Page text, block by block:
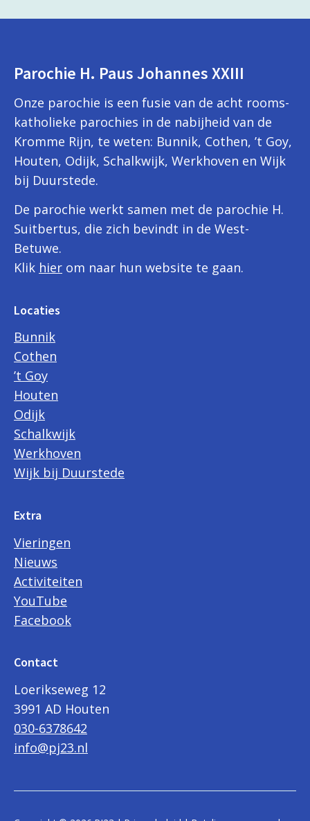
Parochie H. Paus Johannes XXIII
Onze parochie is een fusie van de acht rooms-
katholieke parochies in de nabijheid van de
Kromme Rijn, te weten: Bunnik, Cothen, ’t Goy,
Houten, Odijk, Schalkwijk, Werkhoven en Wijk
bij Duurstede.
De parochie werkt samen met de parochie H.
Suitbertus, die zich bevindt in de West-
Betuwe.
Klik hier om naar hun website te gaan.
Locaties
Bunnik
Cothen
’t Goy
Houten
Odijk
Schalkwijk
Werkhoven
Wijk bij Duurstede
Extra
Vieringen
Nieuws
Activiteiten
YouTube
Facebook
Contact
Loerikseweg 12
3991 AD Houten
030-6378642
info@pj23.nl